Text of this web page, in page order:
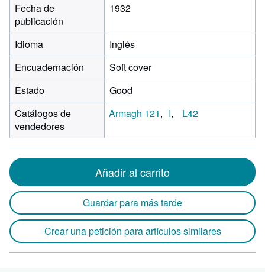
Fecha de
publicación
1932
Idioma
Inglés
Encuadernación
Soft cover
Estado
Good
Catálogos de
vendedores
Armagh 121 I L42
Añadir al carrito
Guardar para más tarde
Crear una petición para artículos similares